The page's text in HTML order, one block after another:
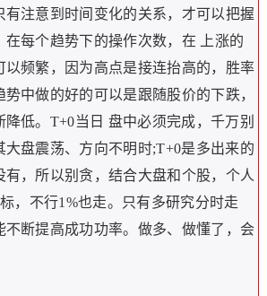
有注意到时间变化的关系，才可以把握
在每个趋势下的操作次数，在 上涨的
以频繁，因为高点是接连抬高的，胜率
中做的好的可以是跟随股价的下跌，
降低。T+0当日 盘中必须完成，千万别
大盘震荡、方向不明时;T+0是多出来的
有，所以别贪，结合大盘和个股，个人
，不行1%也走。只有多研究分时走
不断提高成功功率。做多、做懂了，会